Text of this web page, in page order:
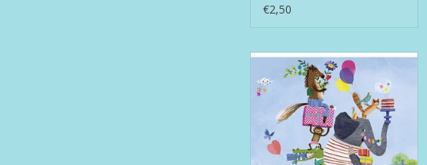
€2,50
Postkaart Edition Gollong EG 12-
1770
TOEVOEGEN AAN WINKELWAGEN